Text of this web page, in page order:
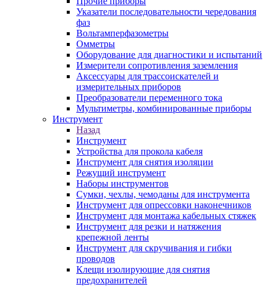
Указатели последовательности чередования
фаз
Вольтамперфазометры
Омметры
Оборудование для диагностики и испытаний
Измерители сопротивления заземления
Аксессуары для трассоискателей и
измерительных приборов
Преобразователи переменного тока
Мультиметры, комбинированные приборы
Инструмент
Назад
Инструмент
Устройства для прокола кабеля
Инструмент для снятия изоляции
Режущий инструмент
Наборы инструментов
Сумки, чехлы, чемоданы для инструмента
Инструмент для опрессовки наконечников
Инструмент для монтажа кабельных стяжек
Инструмент для резки и натяжения
крепежной ленты
Инструмент для скручивания и гибки
проводов
Клещи изолирующие для снятия
предохранителей